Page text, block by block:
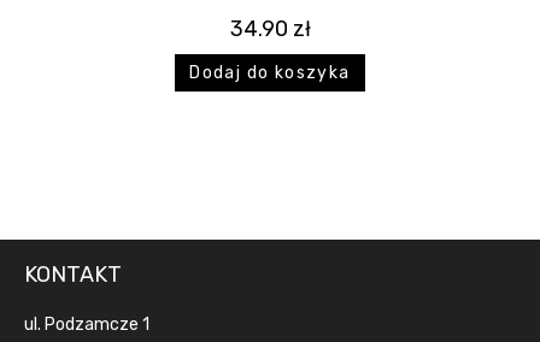
34.90 zł
Dodaj do koszyka
KONTAKT
ul. Podzamcze 1